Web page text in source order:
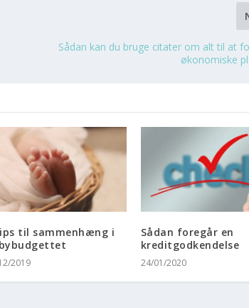
Sådan kan du bruge citater om alt til at
økonomiske
til sammenhæng i
2019
Sådan foregår en
kreditgodkendelse
24/01/2020